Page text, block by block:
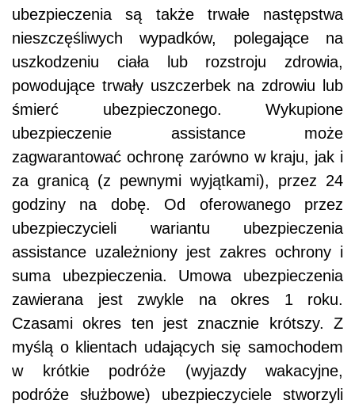
ubezpieczenia są także trwałe następstwa
nieszczęśliwych wypadków, polegające na
uszkodzeniu ciała lub rozstroju zdrowia,
powodujące trwały uszczerbek na zdrowiu lub
śmierć ubezpieczonego. Wykupione
ubezpieczenie assistance może
zagwarantować ochronę zarówno w kraju, jak i
za granicą (z pewnymi wyjątkami), przez 24
godziny na dobę. Od oferowanego przez
ubezpieczycieli wariantu ubezpieczenia
assistance uzależniony jest zakres ochrony i
suma ubezpieczenia. Umowa ubezpieczenia
zawierana jest zwykle na okres 1 roku.
Czasami okres ten jest znacznie krótszy. Z
myślą o klientach udających się samochodem
w krótkie podróże (wyjazdy wakacyjne,
podróże służbowe) ubezpieczyciele stworzyli